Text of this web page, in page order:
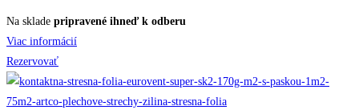
Na sklade pripravené ihneď k odberu
Viac informácií
Rezervovať